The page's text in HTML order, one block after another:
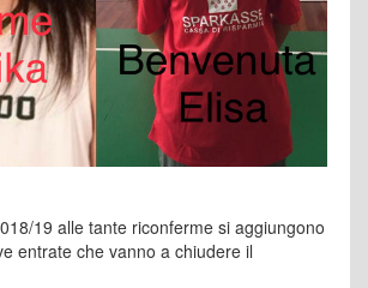
19 alle tante riconferme si aggiungono
entrate che vanno a chiudere il